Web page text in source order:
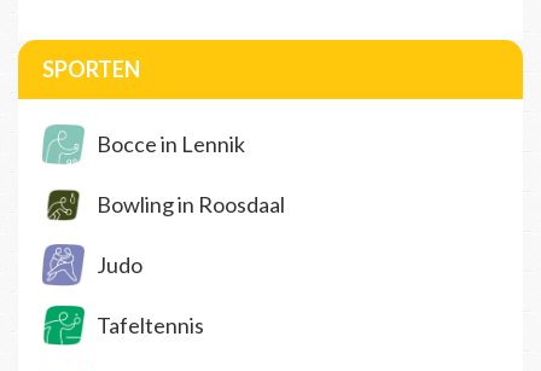
SPORTEN
Bocce in Lennik
Bowling in Roosdaal
Judo
Tafeltennis